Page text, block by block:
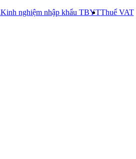
Kinh nghiệm nhập khẩu TBYTThuế VAT